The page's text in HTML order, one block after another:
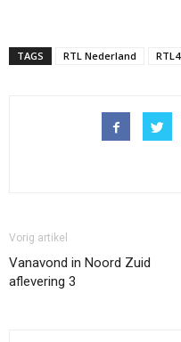
TAGS RTL Nederland RTL4
Vorig artikel
Vanavond in Noord Zuid
aflevering 3